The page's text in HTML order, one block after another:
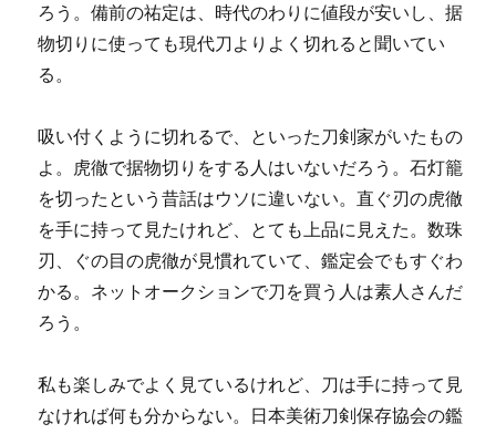
ろう。備前の祐定は、時代のわりに値段が安いし、据
物切りに使っても現代刀よりよく切れると聞いてい
る。
吸い付くように切れるで、といった刀剣家がいたもの
よ。虎徹で据物切りをする人はいないだろう。石灯籠
を切ったという昔話はウソに違いない。直ぐ刃の虎徹
を手に持って見たけれど、とても上品に見えた。数珠
刃、ぐの目の虎徹が見慣れていて、鑑定会でもすぐわ
かる。ネットオークションで刀を買う人は素人さんだ
ろう。
私も楽しみでよく見ているけれど、刀は手に持って見
なければ何も分からない。日本美術刀剣保存協会の鑑